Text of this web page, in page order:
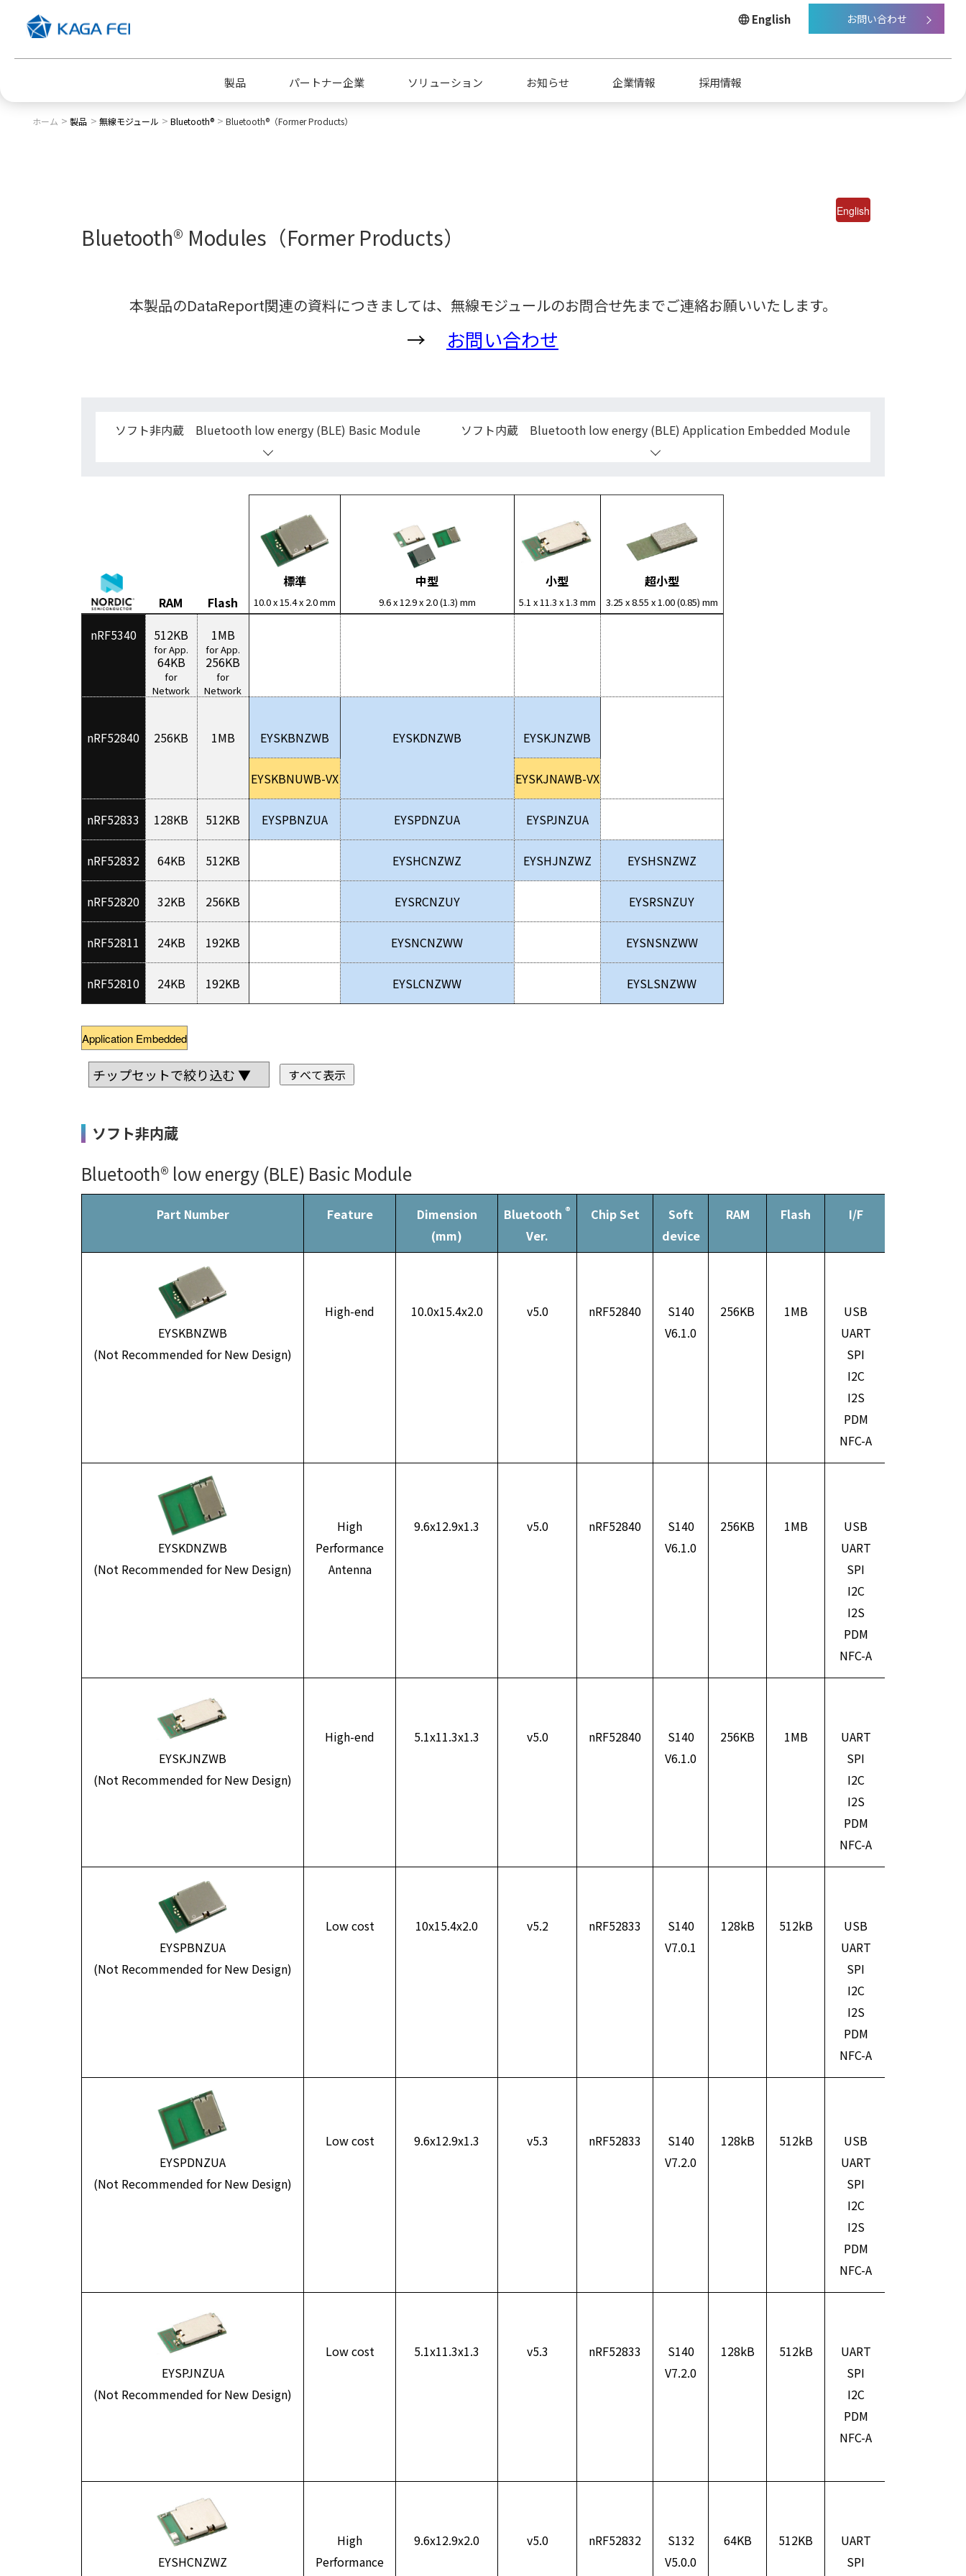
製品 パートナー企業 ソリューション お知らせ 企業情報
電子公告
品質への取り組み
採用情報
English お問い合わせ
ホーム 製品 無線モジュール Bluetooth® Bluetooth®（Former Products）
English
Bluetooth® Modules（Former Products）
本製品のDataReport関連の資料につきましては、無線モジュールのお問合せ先までご連絡お願いいたします。
→ お問い合わせ
ソフト非内蔵 Bluetooth low energy (BLE) Basic Module ソフト内蔵 Bluetooth low energy (BLE) Application Embedded Module
RAM Flash
標準
10.0 x 15.4 x 2.0 mm
中型
9.6 x 12.9 x 2.0 (1.3) mm
小型
5.1 x 11.3 x 1.3 mm
超小型
3.25 x 8.55 x 1.00 (0.85) mm
nRF5340 512KB
for App.
64KB
for
Network
1MB
for App.
256KB
for
Network
nRF52840 256KB 1MB EYSKBNZWB EYSKDNZWB EYSKJNZWB
EYSKBNUWB-VX EYSKJNAWB-VX
nRF52833 128KB 512KB EYSPBNZUA EYSPDNZUA EYSPJNZUA
nRF52832 64KB 512KB EYSHCNZWZ EYSHJNZWZ EYSHSNZWZ
nRF52820 32KB 256KB EYSRCNZUY EYSRSNZUY
nRF52811 24KB 192KB EYSNCNZWW EYSNSNZWW
nRF52810 24KB 192KB EYSLCNZWW EYSLSNZWW
Application Embedded
ソフト非内蔵
Bluetooth® low energy (BLE) Basic Module
Part Number Feature
Dimension
(mm)
Bluetooth ®
Ver.
Chip Set
Soft
device
RAM Flash I/F
EYSKBNZWB
(Not Recommended for New Design)
High-end 10.0x15.4x2.0 v5.0 nRF52840
S140
V6.1.0
256KB 1MB
USB
UART
SPI
I2C
I2S
PDM
NFC-A
EYSKDNZWB
(Not Recommended for New Design)
High
Performance
Antenna
9.6x12.9x1.3 v5.0 nRF52840
S140
V6.1.0
256KB 1MB
USB
UART
SPI
I2C
I2S
PDM
NFC-A
EYSKJNZWB
(Not Recommended for New Design)
High-end 5.1x11.3x1.3 v5.0 nRF52840
S140
V6.1.0
256KB 1MB
UART
SPI
I2C
I2S
PDM
NFC-A
EYSPBNZUA
(Not Recommended for New Design)
Low cost 10x15.4x2.0 v5.2 nRF52833
S140
V7.0.1
128kB 512kB
USB
UART
SPI
I2C
I2S
PDM
NFC-A
EYSPDNZUA
(Not Recommended for New Design)
Low cost 9.6x12.9x1.3 v5.3 nRF52833
S140
V7.2.0
128kB 512kB
USB
UART
SPI
I2C
I2S
PDM
NFC-A
EYSPJNZUA
(Not Recommended for New Design)
Low cost 5.1x11.3x1.3 v5.3 nRF52833
S140
V7.2.0
128kB 512kB
UART
SPI
I2C
PDM
NFC-A
EYSHCNZWZ
High
Performance
9.6x12.9x2.0 v5.0 nRF52832
S132
V5.0.0
64KB 512KB
UART
SPI